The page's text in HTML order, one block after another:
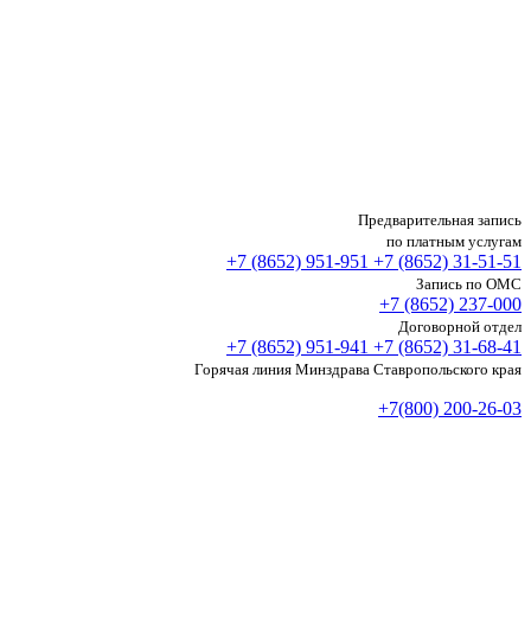
Предварительная запись
по платным услугам
+7 (8652) 951-951 +7 (8652) 31-51-51
Запись по ОМС
+7 (8652) 237-000
Договорной отдел
+7 (8652) 951-941 +7 (8652) 31-68-41
Горячая линия Минздрава Ставропольского края
+7(800) 200-26-03